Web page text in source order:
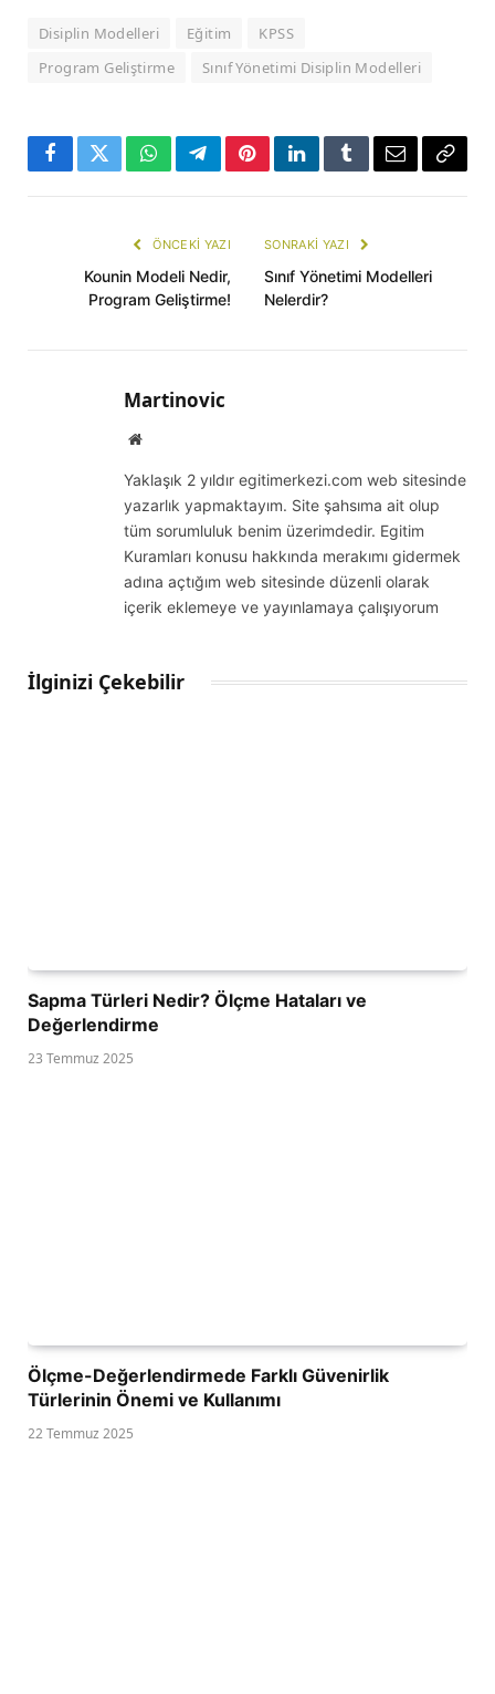
Disiplin Modelleri Eğitim
KPSS
Program Geliştirme
Sınıf Yönetimi Disiplin Modelleri
FacebookTwitterWhatsAppTelegramPinterestLinkedInTumblrE-
Copy
ÖNCEKI YAZI
Kounin Modeli Nedir,
Program Geliştirme!
SONRAKI YAZI
Sınıf Yönetimi Modelleri
Nelerdir?
Martinovic
Website
Yaklaşık 2 yıldır egitimerkezi.com web sitesinde
yazarlık yapmaktayım. Site şahsıma ait olup
tüm sorumluluk benim üzerimdedir. Egitim
Kuramları konusu hakkında merakımı gidermek
adına açtığım web sitesinde düzenli olarak
içerik eklemeye ve yayınlamaya çalışıyorum
İlginizi Çekebilir
Sapma Türleri Nedir? Ölçme Hataları ve
Değerlendirme
23 Temmuz 2025
Ölçme-Değerlendirmede Farklı Güvenirlik
Türlerinin Önemi ve Kullanımı
22 Temmuz 2025